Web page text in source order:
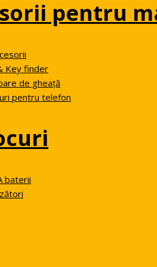
pentru
Key finder
de gheață
pentru telefon
baterii